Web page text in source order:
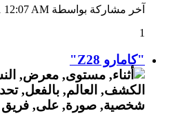
آخر مشاركة بواسطة 12:07 AM
1
"كامارو Z28"